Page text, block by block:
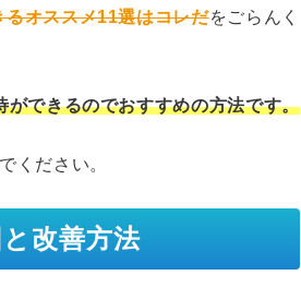
オススメ11選はコレだをごらんく
できるのでおすすめの方法です。
ください。
改善方法